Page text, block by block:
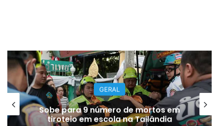
GERAL
Sobe para 9 número de mortos em
tiroteio em escola na Tailândia